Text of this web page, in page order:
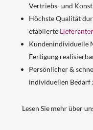
Vertriebs- und
Höchste Qualität
etablierte
Kundenindividuelle
Fertigung
Persönlicher &
individuellen Bedarf
Lesen Sie mehr über